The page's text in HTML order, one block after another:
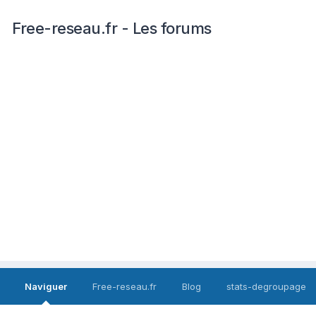
Free-reseau.fr - Les forums
Naviguer Free-reseau.fr Blog stats-degroupage